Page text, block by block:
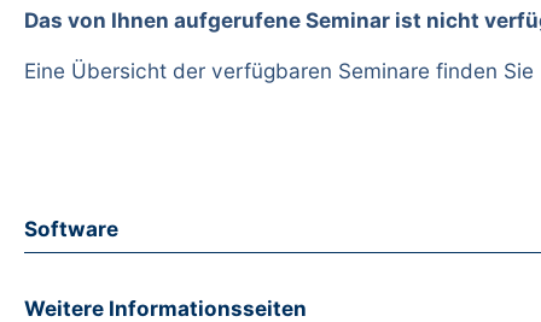
Das von Ihnen aufgerufene Seminar ist nicht
Eine Übersicht der verfügbaren Seminare finden Sie
Software
Weitere Informationsseiten